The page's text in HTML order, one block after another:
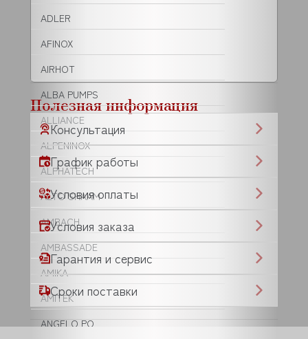
ADLER
AFINOX
AIRHOT
ALBA PUMPS
ALLIANCE
ALPENINOX
ALPHATECH
ALTO SHAAM
AMBACH
AMBASSADE
AMIKA
AMITEK
ANGELO PO
Полезная информация
Консультация
График работы
Условия оплаты
Условия заказа
Гарантия и сервис
Сроки поставки